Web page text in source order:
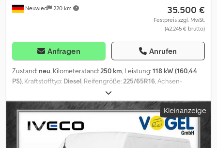
und/oder beschriftet sein. Es gelten unsere allgemeinen Liefer-
und Zahlungsbedingungen. Chjdpfxox H Hfmo Ahija Gerne
erstellen wir Ihnen für dieses Objekt ein Finanzierungs- oder
Neuwied 220 km 35.500 €
Festpreis zzgl. MwSt.
(42.245 € brutto)
Anfragen Anrufen
Zustand: neu, Kilometerstand:250 km, Leistung:118 kW (160,44
PS), Kraftstofftyp: Diesel, Reifengröße:225/65R16, Achsen-
3.520 mm
Fahrerkabine:Fahrerhaus, Getriebetyp:Sonstige,
Emissionsklasse:keine, Federung:Blatt, Anzahl der Sitzplätze:3,
Betriebsgewicht:225 kg, Ausstattung:
ABS, Bordcomputer,
Klimaanlage, Tempomat, geräuscharm, Finanzierung / Leasing
nach erfolgter Bonitätsprüfung möglich!, Sprechen Sie uns an!,
Kleinanzeige